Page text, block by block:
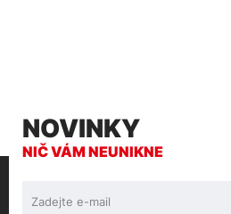
NOVINKY
NIČ VÁM NEUNIKNE